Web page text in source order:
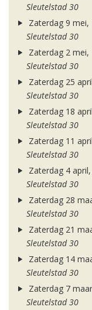
Sleutelstad 30
Zaterdag 9 mei,
Sleutelstad 30
Zaterdag 2 mei,
Sleutelstad 30
Zaterdag 25
Sleutelstad 30
Zaterdag 18
Sleutelstad 30
Zaterdag 11
Sleutelstad 30
Zaterdag 4
Sleutelstad 30
Zaterdag 28
Sleutelstad 30
Zaterdag 21
Sleutelstad 30
Zaterdag 14
Sleutelstad 30
Zaterdag 7
Sleutelstad 30